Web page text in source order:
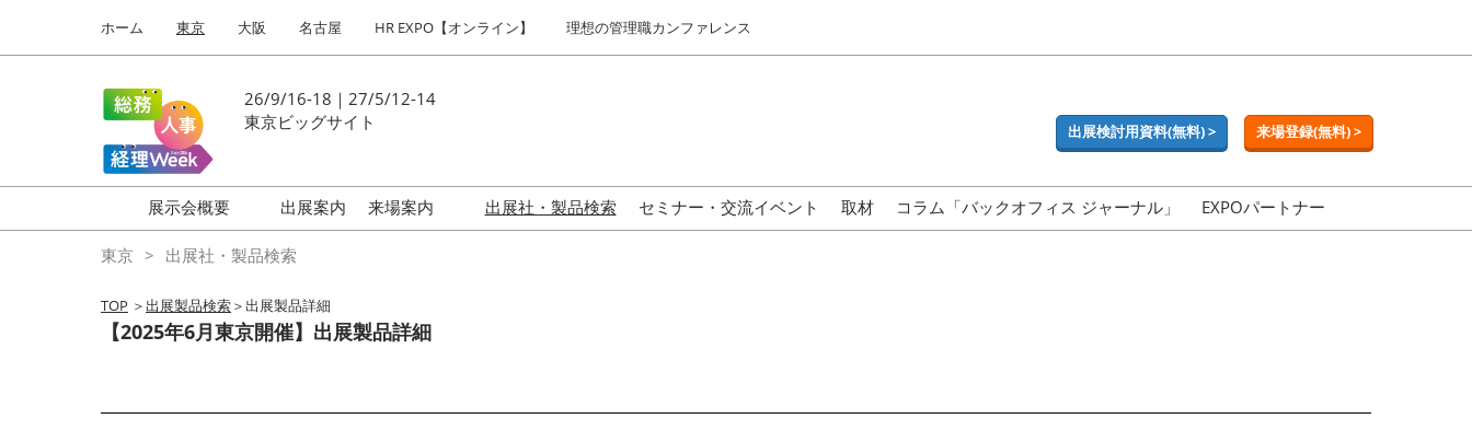
キ
プ
し
て
進
to
ホーム 東京 大阪 名古屋 HR EXPO【オンライン】 理想の管理職カンファレンス
26/9/16-18｜27/5/12-14
東京ビッグサイト
出展検討用資料(無料) > 来場登録(無料) >
展示会概要
働き方改革 EXPO
福利厚生 EXPO
出展案内
来場案内
出展社・製品検索 セミナー・交流イベント 取材 コラム「バックオフィス ジャーナル」 EXPOパートナー
東京 出展社・製品検索
TOP ＞出展製品検索＞出展製品詳細
【2025年6月東京開催】出展製品詳細